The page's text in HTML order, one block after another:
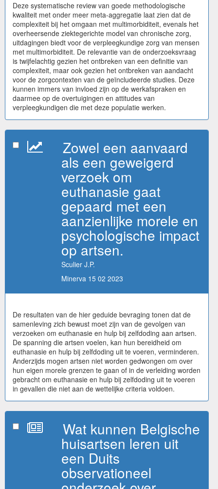
Deze systematische review van goede methodologische
kwaliteit met onder meer meta-aggregatie laat zien dat de
complexiteit bij het omgaan met multimorbiditeit, evenals het
overheersende ziektegerichte model van chronische zorg,
uitdagingen biedt voor de verpleegkundige zorg van mensen
met multimorbiditeit. De relevantie van de onderzoeksvraag
is twijfelachtig gezien het ontbreken van een definitie van
complexiteit, maar ook gezien het ontbreken van aandacht
voor de zorgcontexten van de geïncludeerde studies. Deze
kunnen immers van invloed zijn op de werkafspraken en
daarmee op de overtuigingen en attitudes van
verpleegkundigen die met deze populatie werken.
Zowel een aanvaard
als een geweigerd
verzoek om
euthanasie gaat
gepaard met een
aanzienlijke morele en
psychologische impact
op artsen.
Sculier J.P.
Minerva 15 02 2023
De resultaten van de hier geduide bevraging tonen dat de
samenleving zich bewust moet zijn van de gevolgen van
verzoeken om euthanasie en hulp bij zelfdoding aan artsen.
De spanning die artsen voelen, kan hun bereidheid om
euthanasie en hulp bij zelfdoding uit te voeren, verminderen.
Anderzijds mogen artsen niet worden gedwongen om over
hun eigen morele grenzen te gaan of in de verleiding worden
gebracht om euthanasie en hulp bij zelfdoding uit te voeren
in gevallen die niet aan de wettelijke criteria voldoen.
Wat kunnen Belgische
huisartsen leren uit
een Duits
observationeel